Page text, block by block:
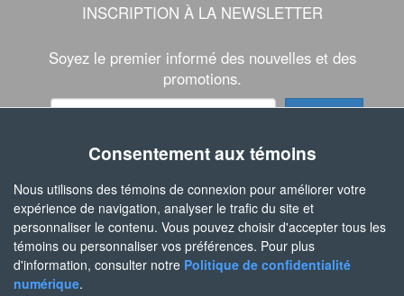
INSCRIPTION À LA NEWSLETTER
Soyez le premier informé des nouvelles et des
promotions.
SUIVEZ-NOUS
Consentement aux témoins
Nous utilisons des témoins de connexion pour améliorer votre
expérience de navigation, analyser le trafic du site et
personnaliser le contenu. Vous pouvez choisir d'accepter tous les
témoins ou personnaliser vos préférences. Pour plus
d'information, consulter notre Politique de confidentialité
numérique.